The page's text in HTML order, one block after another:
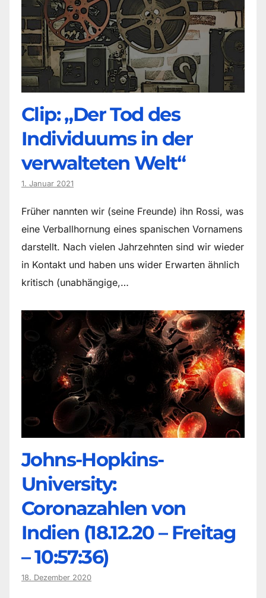
Clip: „Der Tod des
Individuums in der
verwalteten Welt“
1. Januar 2021
Früher nannten wir (seine Freunde) ihn Rossi, was
eine Verballhornung eines spanischen Vornamens
darstellt. Nach vielen Jahrzehnten sind wir wieder
in Kontakt und haben uns wider Erwarten ähnlich
kritisch (unabhängige,…
Johns-Hopkins-
University:
Coronazahlen von
Indien (18.12.20 – Freitag
– 10:57:36)
18. Dezember 2020